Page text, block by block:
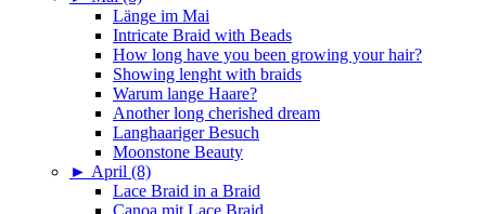
Länge im Mai
Intricate Braid with Beads
How long have you been growing your hair?
Showing lenght with braids
Warum lange Haare?
Another long cherished dream
Langhaariger Besuch
Moonstone Beauty
► April (8)
Lace Braid in a Braid
Canoa mit Lace Braid